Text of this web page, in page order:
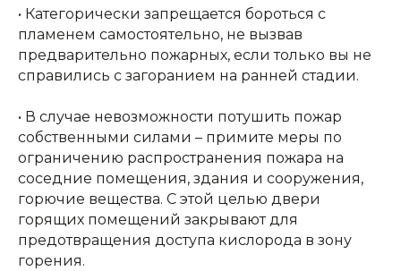
• Категорически запрещается бороться с
пламенем самостоятельно, не вызвав
предварительно пожарных, если только вы не
справились с загоранием на ранней стадии.
• В случае невозможности потушить пожар
собственными силами – примите меры по
ограничению распространения пожара на
соседние помещения, здания и сооружения,
горючие вещества. С этой целью двери
горящих помещений закрывают для
предотвращения доступа кислорода в зону
горения.